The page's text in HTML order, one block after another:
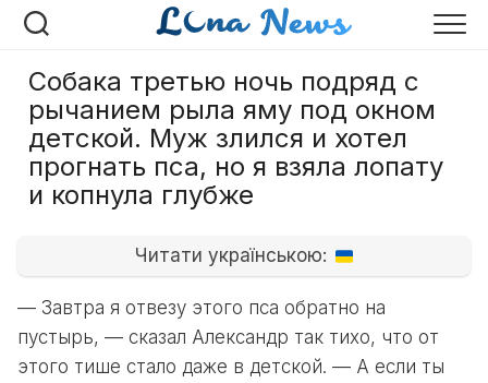
Перейти
Собака третью ночь подряд с
рычанием рыла яму под окном
детской. Муж злился и хотел
прогнать пса, но я взяла лопату
и копнула глубже
Читати українською:
— Завтра я отвезу этого пса обратно на
пустырь, — сказал Александр так тихо, что от
этого тише стало даже в детской. — А если ты